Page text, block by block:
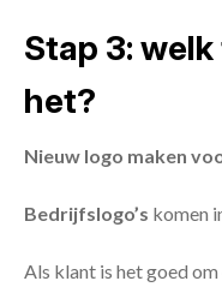
Stap 3:
het?
Nieuw logo maken
Bedrijfslogo’s komen
Als klant is het goed